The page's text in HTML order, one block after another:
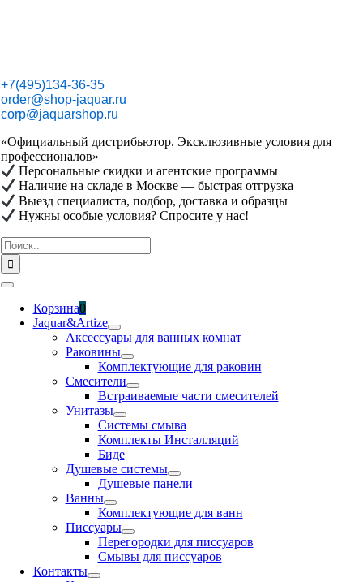
+7(495)134-36-35
order@shop-jaquar.ru
corp@jaquarshop.ru
«Официальный дистрибьютор. Эксклюзивные условия для
профессионалов»
Персональные скидки и агентские программы
Наличие на складе в Москве — быстрая отгрузка
Выезд специалиста, подбор, доставка и образцы
Нужны особые условия? Спросите у нас!
Результат
поиска:
Toggle
NavigationКорзина0
Jaquar&Artize
Аксессуары для ванных комнат
Раковины
Комплектующие для раковин
Смесители
Встраиваемые части смесителей
Унитазы
Системы смыва
Комплекты Инсталляций
Биде
Душевые системы
Душевые панели
Ванны
Комплектующие для ванн
Писсуары
Перегородки для писсуаров
Смывы для писсуаров
Контакты